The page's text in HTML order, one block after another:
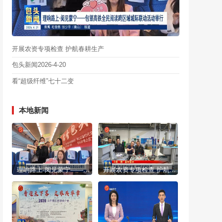
开展农资专项检查 护航春耕生产
包头新闻2026-4-20
看“超级纤维”七十二变
本地新闻
理响路上·阅见蒙宁——包银高铁全民阅读跨区域城际联动活动举行 开展农资专项检查 护航春耕生产